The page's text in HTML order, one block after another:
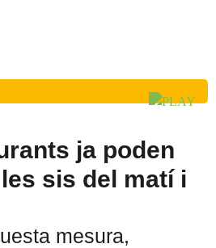
ja poden
sis del matí i
mesura,